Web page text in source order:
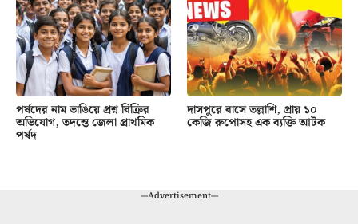
পর্ষদের নাম ভাঙিয়ে প্রশ্ন বিক্রির
অভিযোগ, তদন্তে জেলা প্রাথমিক
পর্ষদ
দাসপুরে বাসে তল্লাশি, প্রায় ১০
কেজি রুপোসহ এক ব্যক্তি আটক
---Advertisement---